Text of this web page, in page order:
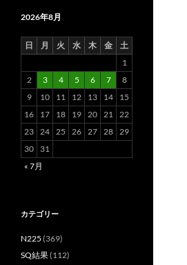
2026年8月
日 月 火 水 木 金
土
1
2
3 4 5 6 7
8
9
10 11 12 13 14
15
16
17 18 19 20 21
22
23
24 25 26 27 28
29
30
31
« 7月
カテゴリー
N225 (369)
SQ結果(112)